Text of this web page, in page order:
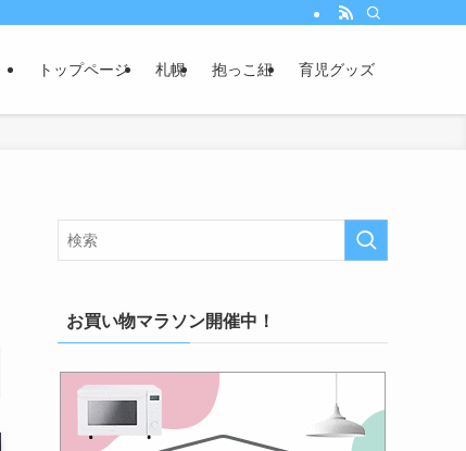
トップページ 札幌 抱っこ紐 育児グッズ
お買い物マラソン開催中！